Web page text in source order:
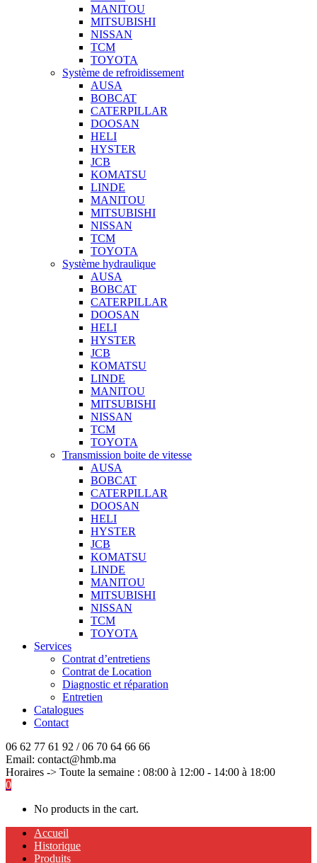
MANITOU
MITSUBISHI
NISSAN
TCM
TOYOTA
Système de refroidissement
AUSA
BOBCAT
CATERPILLAR
DOOSAN
HELI
HYSTER
JCB
KOMATSU
LINDE
MANITOU
MITSUBISHI
NISSAN
TCM
TOYOTA
Système hydraulique
AUSA
BOBCAT
CATERPILLAR
DOOSAN
HELI
HYSTER
JCB
KOMATSU
LINDE
MANITOU
MITSUBISHI
NISSAN
TCM
TOYOTA
Transmission boite de vitesse
AUSA
BOBCAT
CATERPILLAR
DOOSAN
HELI
HYSTER
JCB
KOMATSU
LINDE
MANITOU
MITSUBISHI
NISSAN
TCM
TOYOTA
Services
Contrat d’entretiens
Contrat de Location
Diagnostic et réparation
Entretien
Catalogues
Contact
06 62 77 61 92 / 06 70 64 66 66
Email: contact@hmb.ma
Horaires -> Toute la semaine : 08:00 à 12:00 - 14:00 à 18:00
0
No products in the cart.
Accueil
Historique
Produits